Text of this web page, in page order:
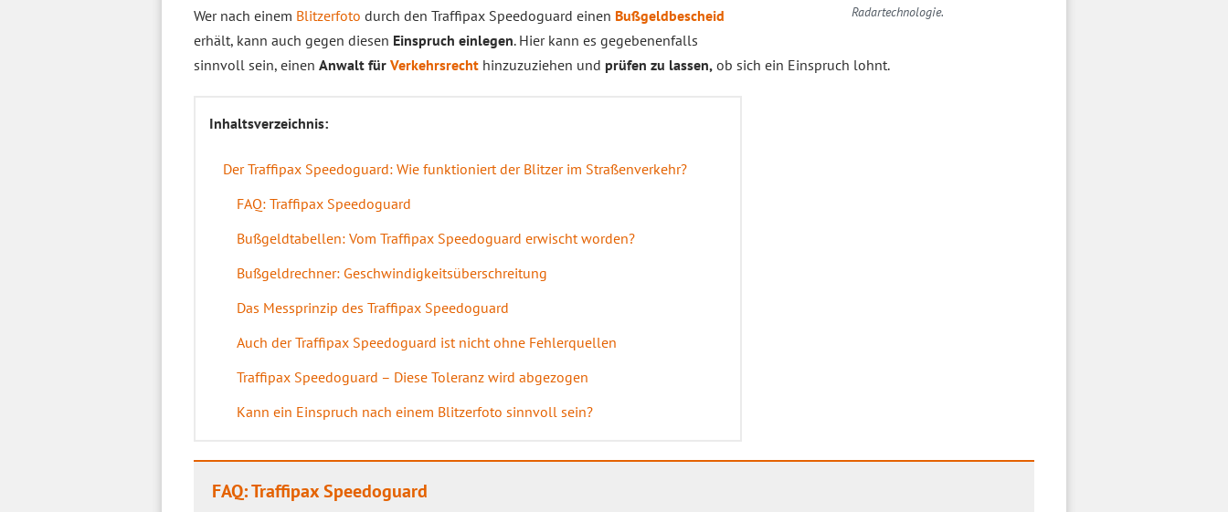
Radartechnologie.
Wer nach einem Blitzerfoto durch den Traffipax Speedoguard einen Bußgeldbescheid
erhält, kann auch gegen diesen Einspruch einlegen. Hier kann es gegebenenfalls
sinnvoll sein, einen Anwalt für Verkehrsrecht hinzuzuziehen und prüfen zu lassen, ob sich ein Einspruch lohnt.
Inhaltsverzeichnis:
Der Traffipax Speedoguard: Wie funktioniert der Blitzer im Straßenverkehr?
FAQ: Traffipax Speedoguard
Bußgeldtabellen: Vom Traffipax Speedoguard erwischt worden?
Bußgeldrechner: Geschwindigkeitsüberschreitung
Das Messprinzip des Traffipax Speedoguard
Auch der Traffipax Speedoguard ist nicht ohne Fehlerquellen
Traffipax Speedoguard – Diese Toleranz wird abgezogen
Kann ein Einspruch nach einem Blitzerfoto sinnvoll sein?
FAQ: Traffipax Speedoguard